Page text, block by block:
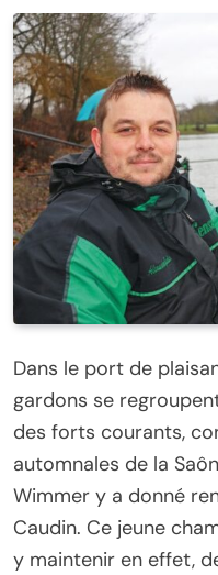
Dans le port de
gardons se
des forts courants,
automnales de la
Wimmer y a donné
Caudin. Ce jeune
y maintenir en effet,